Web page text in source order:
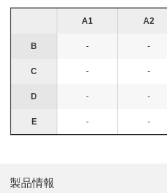
A1 A2
B - -
C - -
D - -
E - -
製品情報